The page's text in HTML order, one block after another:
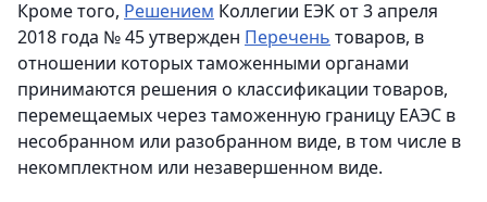
Кроме того, Решением Коллегии ЕЭК от 3 апреля
2018 года № 45 утвержден Перечень товаров, в
отношении которых таможенными органами
принимаются решения о классификации товаров,
перемещаемых через таможенную границу ЕАЭС в
несобранном или разобранном виде, в том числе в
некомплектном или незавершенном виде.